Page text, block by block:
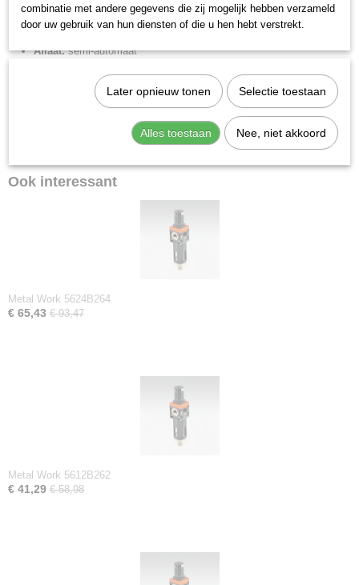
0,26 KgRegelbereik:0-12 bar
Filtratiegraad:20 µm
Aflaat:semi-automaat
Doorlaat bij 6 bar ?p=1:3000 Nl/min
50 °C
Ook interessant
Metal Work 5624B264
€ 65,43 € 93,47
Metal Work 5612B262
€ 41,29 € 58,98
combinatie met andere gegevens die zij mogelijk hebben verzameld
door uw gebruik van hun diensten of die u hen hebt verstrekt.
Later opnieuw tonen Selectie toestaan
Alles toestaan Nee, niet akkoord